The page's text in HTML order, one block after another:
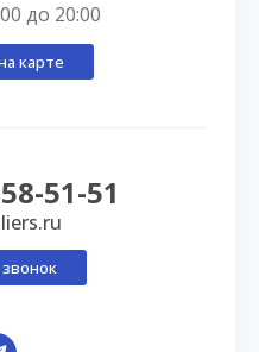
до 20:00
карте
51-51